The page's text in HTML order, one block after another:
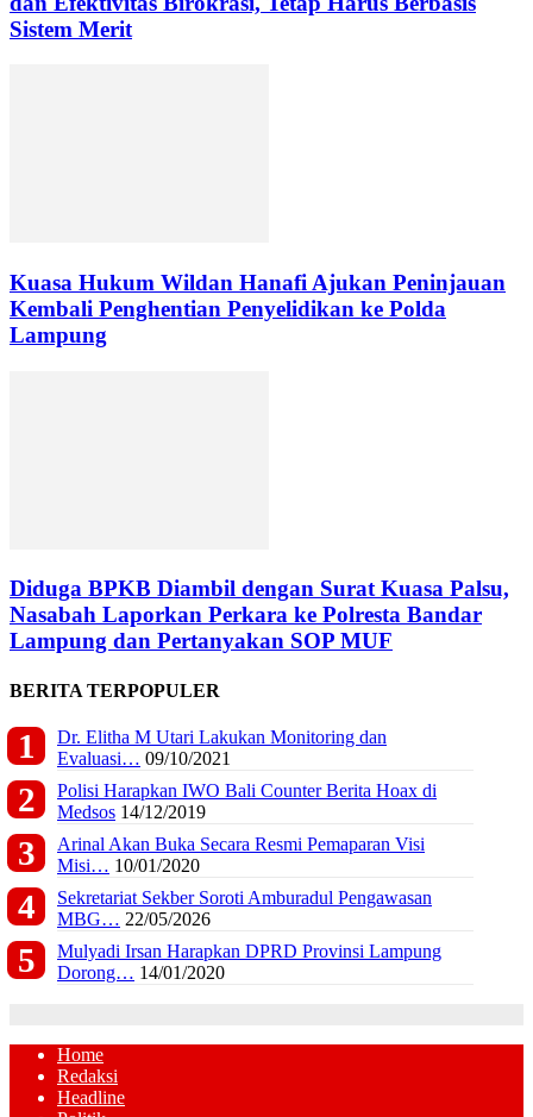
Sistem Merit
Kuasa Hukum Wildan Hanafi Ajukan Peninjauan
Kembali Penghentian Penyelidikan ke Polda
Lampung
Diduga BPKB Diambil dengan Surat Kuasa Palsu,
Nasabah Laporkan Perkara ke Polresta Bandar
Lampung dan Pertanyakan SOP MUF
BERITA TERPOPULER
Dr. Elitha M Utari Lakukan Monitoring dan
Evaluasi… 09/10/2021
Polisi Harapkan IWO Bali Counter Berita Hoax di
Medsos 14/12/2019
Arinal Akan Buka Secara Resmi Pemaparan Visi
Misi… 10/01/2020
Sekretariat Sekber Soroti Amburadul Pengawasan
MBG… 22/05/2026
Mulyadi Irsan Harapkan DPRD Provinsi Lampung
Dorong… 14/01/2020
Home
Redaksi
Headline